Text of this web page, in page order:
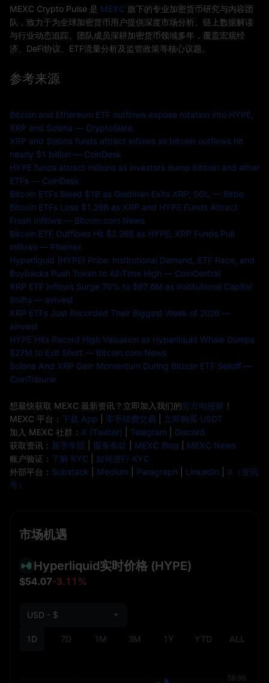
MEXC Crypto Pulse 是 MEXC 旗下的专业加密货币研究与内容团
队，致力于为全球加密货币用户提供深度市场分析、链上数据解读
与行业动态追踪。团队成员深耕加密货币领域多年，覆盖宏观经
济、DeFi协议、ETF流量分析及监管政策等核心议题。
参考来源
Bitcoin and Ethereum ETF outflows expose rotation into HYPE,
XRP and Solana — CryptoSlate
XRP and Solana funds attract inflows as bitcoin outflows hit
nearly $1 billion — CoinDesk
HYPE funds attract millions as investors dump bitcoin and ether
ETFs — CoinDesk
Bitcoin ETFs Bleed $1B as Goldman Exits XRP, SOL — Bitbo
Bitcoin ETFs Lose $1.26B as XRP and HYPE Funds Attract
Fresh Inflows — Bitcoin.com News
Bitcoin ETF Outflows Hit $2.26B as HYPE, XRP Funds Pull
Inflows — Phemex
Hyperliquid (HYPE) Price: Institutional Demand, ETF Race, and
Buybacks Push Token to All-Time High — CoinCentral
XRP ETF Inflows Surge 70% to $67.6M as Institutional Capital
Shifts — ainvest
XRP ETFs Just Recorded Their Biggest Week of 2026 —
ainvest
HYPE Hits Record High Valuation as Hyperliquid Whale Dumps
$27M to Exit Short — Bitcoin.com News
Solana And XRP Gain Momentum During Bitcoin ETF Selloff —
CoinTribune
想最快获取 MEXC 最新资讯？立即加入我们的官方电报群 ！
MEXC 平台： 下载 App 零手续费交易
立即购买 USDT
加入 MEXC 社群： X (Twitter) Telegram
Discord
获取资讯： 新手学院 服务条款 MEXC Blog
MEXC News
账户验证： 了解 KYC
如何进行 KYC
外部平台： Substack Medium Paragraph LinkedIn
X（资讯
号）
市场机遇
Hyperliquid实时价格 (HYPE)
$54.07-3.11%
1D 7D 1M 3M 1Y YTD ALL
USD - $